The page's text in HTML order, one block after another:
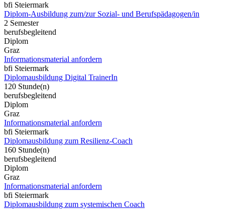
bfi Steiermark
Diplom-Ausbildung zum/zur Sozial- und Berufspädagogen/in
2 Semester
berufsbegleitend
Diplom
Graz
Informationsmaterial anfordern
bfi Steiermark
Diplomausbildung Digital TrainerIn
120 Stunde(n)
berufsbegleitend
Diplom
Graz
Informationsmaterial anfordern
bfi Steiermark
Diplomausbildung zum Resilienz-Coach
160 Stunde(n)
berufsbegleitend
Diplom
Graz
Informationsmaterial anfordern
bfi Steiermark
Diplomausbildung zum systemischen Coach